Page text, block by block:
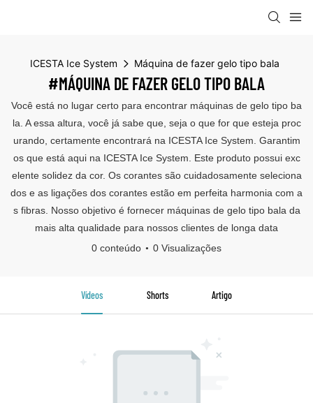
ICESTA Ice System Máquina de fazer gelo tipo bala
#MÁQUINA DE FAZER GELO TIPO BALA
Você está no lugar certo para encontrar máquinas de gelo tipo ba
la. A essa altura, você já sabe que, seja o que for que esteja proc
urando, certamente encontrará na ICESTA Ice System. Garantim
os que está aqui na ICESTA Ice System. Este produto possui exc
elente solidez da cor. Os corantes são cuidadosamente seleciona
dos e as ligações dos corantes estão em perfeita harmonia com a
s fibras. Nosso objetivo é fornecer máquinas de gelo tipo bala da
mais alta qualidade para nossos clientes de longa data
0 conteúdo
0 Visualizações
Vídeos Shorts Artigo